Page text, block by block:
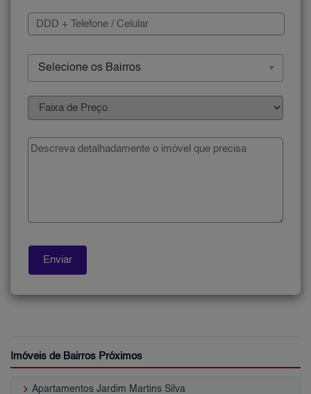
Selecione os Bairros
Imóveis de Bairros Próximos
keyboard_arrow_right Apartamentos Jardim Martins Silva